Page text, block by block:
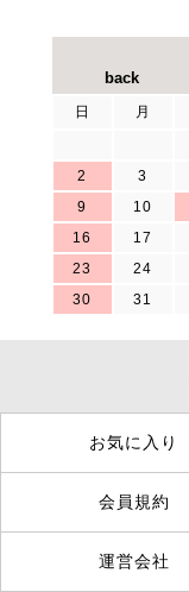
日 月
2
3
9
10
16
17
23
24
30
31
お気に入り
会員規約
運営会社